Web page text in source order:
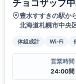
チョコザップ
豊水すすきの駅か
北海道札幌市中央
体組成計 Wi-Fi
営業時間
24:00間